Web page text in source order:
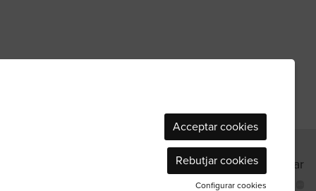
Ús de Cookies | Contactar
Acceptar cookies
Rebutjar cookies
Configurar cookies